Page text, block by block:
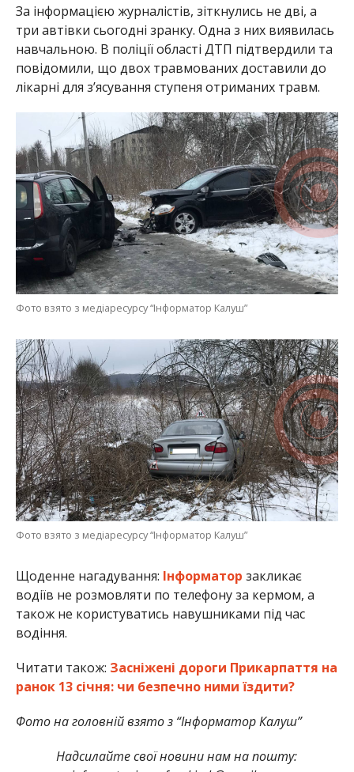
За інформацією журналістів, зіткнулись не дві, а
три автівки сьогодні зранку. Одна з них виявилась
навчальною. В поліції області ДТП підтвердили та
повідомили, що двох травмованих доставили до
лікарні для з’ясування ступеня отриманих травм.
Фото взято з медіаресурсу “Інформатор Калуш”
Фото взято з медіаресурсу “Інформатор Калуш”
Щоденне нагадування: Інформатор закликає
водіїв не розмовляти по телефону за кермом, а
також не користуватись навушниками під час
водіння.
Читати також: Засніжені дороги Прикарпаття на
ранок 13 січня: чи безпечно ними їздити?
Фото на головній взято з “Інформатор Калуш”
Надсилайте свої новини нам на пошту: